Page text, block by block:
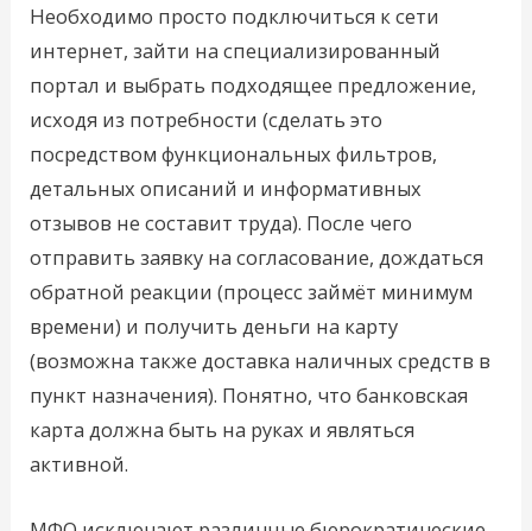
Необходимо просто подключиться к сети
интернет, зайти на специализированный
портал и выбрать подходящее предложение,
исходя из потребности (сделать это
посредством функциональных фильтров,
детальных описаний и информативных
отзывов не составит труда). После чего
отправить заявку на согласование, дождаться
обратной реакции (процесс займёт минимум
времени) и получить деньги на карту
(возможна также доставка наличных средств в
пункт назначения). Понятно, что банковская
карта должна быть на руках и являться
активной.